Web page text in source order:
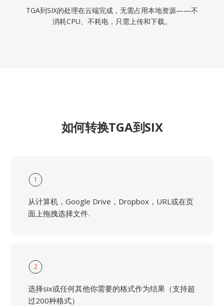
TGA到SIX的处理在云端完成，无需占用本地资源——不
消耗CPU、不耗电，只需上传和下载。
如何转换TGA到SIX
1
从计算机，Google Drive，Dropbox，URL或在页
面上拖拽选择文件.
2
选择six或任何其他你需要的格式作为结果（支持超
过200种格式）